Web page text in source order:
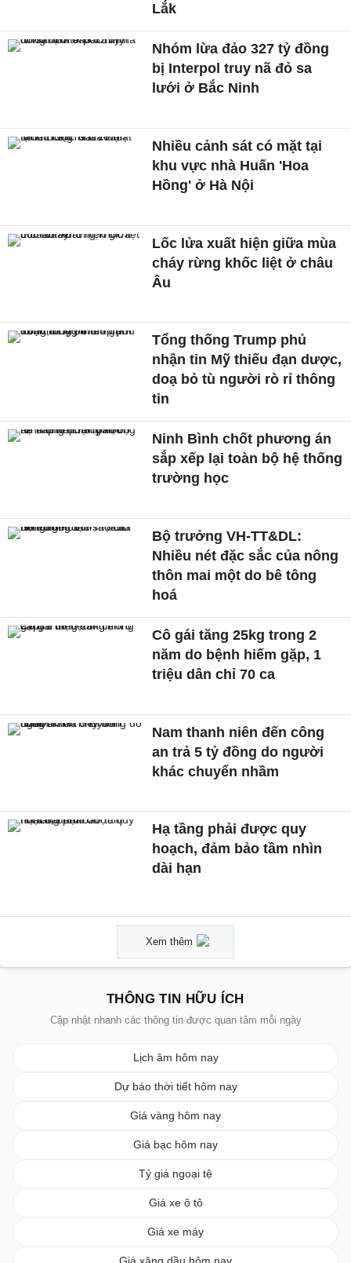
Lắk
Nhóm lừa đảo 327 tỷ đồng
bị Interpol truy nã đỏ sa
lưới ở Bắc Ninh
Nhiều cảnh sát có mặt tại
khu vực nhà Huấn 'Hoa
Hồng' ở Hà Nội
Lốc lửa xuất hiện giữa mùa
cháy rừng khốc liệt ở châu
Âu
Tổng thống Trump phủ
nhận tin Mỹ thiếu đạn dược,
doạ bỏ tù người rò rỉ thông
tin
Ninh Bình chốt phương án
sắp xếp lại toàn bộ hệ thống
trường học
Bộ trưởng VH-TT&DL:
Nhiều nét đặc sắc của nông
thôn mai một do bê tông
hoá
Cô gái tăng 25kg trong 2
năm do bệnh hiếm gặp, 1
triệu dân chỉ 70 ca
Nam thanh niên đến công
an trả 5 tỷ đồng do người
khác chuyển nhầm
Hạ tầng phải được quy
hoạch, đảm bảo tầm nhìn
dài hạn
Xem thêm
THÔNG TIN HỮU ÍCH
Cập nhật nhanh các thông tin được quan tâm mỗi ngày
Lịch âm hôm nay
Dự báo thời tiết hôm nay
Giá vàng hôm nay
Giá bạc hôm nay
Tỷ giá ngoại tệ
Giá xe ô tô
Giá xe máy